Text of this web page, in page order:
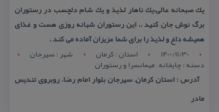
یك صبحانه عالی،یك ناهار لذیذ و یك شام دلچسب در رستوران
برگ نوش جان كنید .، این رستوران شبانه روزی هست و غذای
همیشه داغ و لذیذ را برای شما عزیزان آماده می كند .
1400/11/30
استان : کرمان شهر : سيرجان
دسته : چایخانه , مهمانسرا و رستوران
آدرس : استان كرمان, سیرجان بلوار امام رضا، روبروی تندیس
مادر